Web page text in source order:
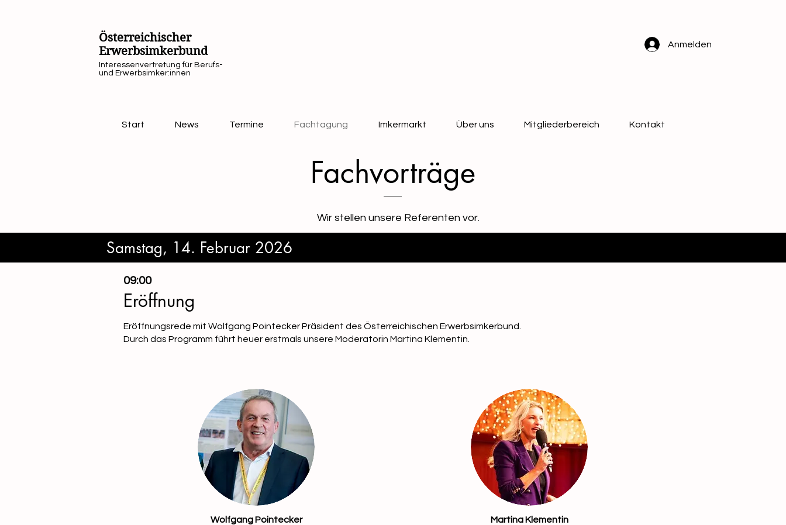
Österreichischer
Erwerbsimkerbund
Interessenvertretung für Berufs-
und Erwerbsimker:innen
Anmelden
Start News Termine Fachtagung Imkermarkt Über uns Mitgliederbereich Kontakt
Fachvorträge
Wir stellen unsere Referenten vor.
Samstag, 14. Februar 2026
09:00
Eröffnung
Eröffnungsrede mit Wolfgang Pointecker Präsident des Österreichischen Erwerbsimkerbund.
Durch das Programm führt heuer erstmals unsere Moderatorin Martina Klementin.
Wolfgang Pointecker
Martina Klementin